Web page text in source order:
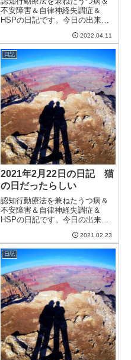
不安障害＆自律神経失調症＆
HSPの日記です。今日の出来事
が暑いくらいで散歩が気持ちよ
かった。これくらいの天気がち
ょうどいいなぁ。暖かくなって
きて、我が家の庭に住んでいる
カナヘビも目を覚...
2022.04.11
日記
2021年2月22日の日記 猫
の日だったらしい
認知行動療法を兼ねたうつ病＆
不安障害＆自律神経失調症＆
HSPの日記です。今日の出来事
た。洗濯物がよく乾くのはいい
のだが、相変わらず調子が悪
く、やる気が出ずにだるくて眠
い感じ。季節的なものだとする
とひたすら耐えてしの...
2021.02.23
日記